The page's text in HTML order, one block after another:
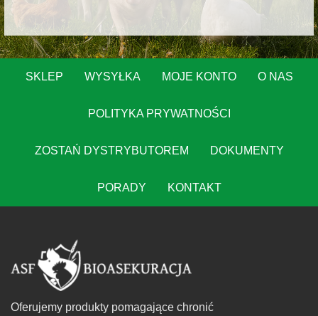
SKLEP WYSYŁKA MOJE KONTO O NAS
POLITYKA PRYWATNOŚCI
ZOSTAŃ DYSTRYBUTOREM DOKUMENTY
PORADY KONTAKT
Oferujemy produkty pomagające chronić